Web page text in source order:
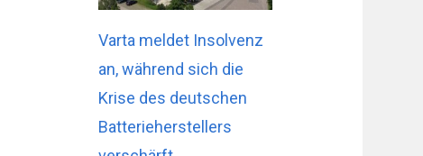
Varta meldet Insolvenz
an, während sich die
Krise des deutschen
Batterieherstellers